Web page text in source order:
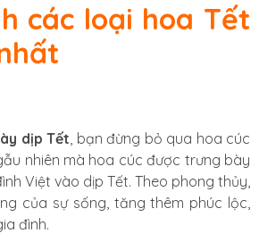
các loại hoa Tết
dịp Tết, bạn đừng bỏ qua hoa cúc
nhiên mà hoa cúc được trưng bày
Việt vào dịp Tết. Theo phong thủy,
của sự sống, tăng thêm phúc lộc,
đình.